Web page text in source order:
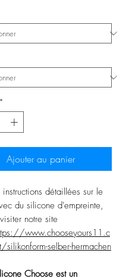
*
Ajouter au panier
instructions détaillées sur le
du silicone d'empreinte,
notre site
www.chooseyours11.c
selber-hermachen
Choose est un